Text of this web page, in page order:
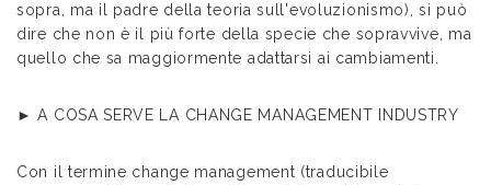
sopra, ma il padre della teoria sull'evoluzionismo), si può
dire che non è il più forte della specie che sopravvive, ma
quello che sa maggiormente adattarsi ai cambiamenti.
► A COSA SERVE LA CHANGE MANAGEMENT INDUSTRY
Con il termine change management (traducibile